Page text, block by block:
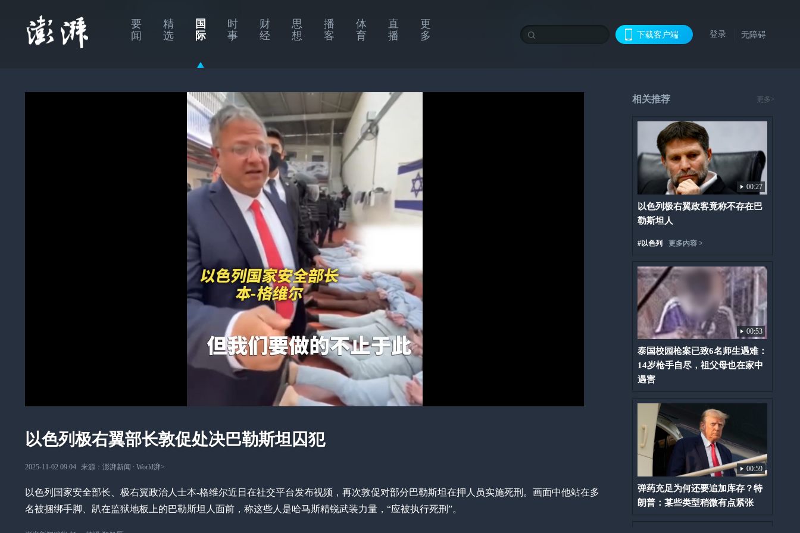
要
闻
精
选
国
际
时
事
财
经
思
想
播
客
体
育
直
播
更
多
下载客户端 登录 无障碍
以色列极右翼部长敦促处决巴勒斯坦囚犯
2025-11-02 09:04 来源： 澎湃新闻 ∙ World湃>
以色列国家安全部长、极右翼政治人士本-格维尔近日在社交平台发布视频，再次敦促对部分巴勒斯坦在押人员实施死刑。画面中他站在多
名被捆绑手脚、趴在监狱地板上的巴勒斯坦人面前，称这些人是哈马斯精锐武装力量，“应被执行死刑”。
相关推荐 更多>
00:27
以色列极右翼政客竟称不存在巴
勒斯坦人
#以色列 更多内容 >
00:53
泰国校园枪案已致6名师生遇难：
14岁枪手自尽，祖父母也在家中
遇害
00:59
弹药充足为何还要追加库存？特
朗普：某些类型稍微有点紧张